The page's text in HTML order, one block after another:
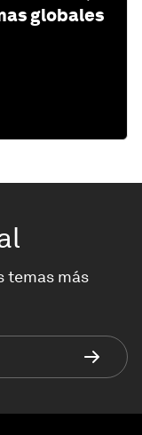
globales
temas más